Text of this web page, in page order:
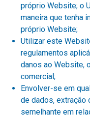
próprio Website; o
maneira que tenha
próprio Website;
Utilizar este
regulamentos
danos ao Website,
comercial;
Envolver-se em
de dados, extração
semelhante em